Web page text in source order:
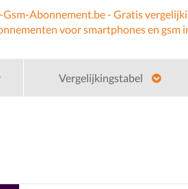
Vergelijkingstabel